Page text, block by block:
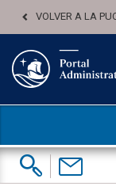
VOLVER A LA
Buscar: